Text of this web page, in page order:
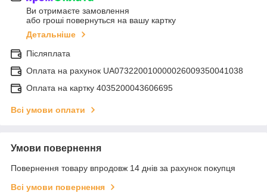
Ви отримаєте замовлення
або гроші повернуться на вашу картку
Детальніше
Післяплата
Оплата на рахунок UA073220010000026009350041038
Оплата на картку 4035200043606695
Всі умови оплати
Умови повернення
Повернення товару впродовж 14 днів за рахунок покупця
Всі умови повернення